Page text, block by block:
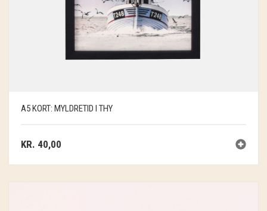
A5 KORT: MYLDRETID I THY
KR. 40,00